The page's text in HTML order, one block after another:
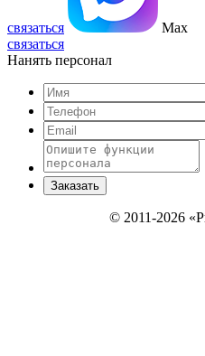
связаться
Max
связаться
Нанять персонал
© 2011-2026